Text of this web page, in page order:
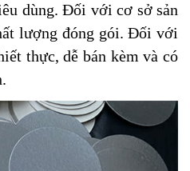
dùng. Đối với cơ sở sản
lượng đóng gói. Đối với
thực, dễ bán kèm và có